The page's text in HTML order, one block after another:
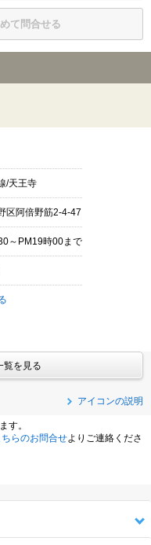
て問合せる
/天王寺
区阿倍野筋2-4-47
～PM19時00まで
覧を見る
アイコンの説明
す。
ちらのお問合せよりご連絡くださ